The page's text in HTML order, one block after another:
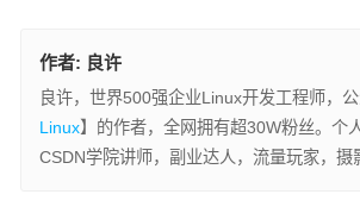
作者: 良许
良许，世界500强企业Linux开发工程师，
Linux】的作者，全网拥有超30W粉丝。个
CSDN学院讲师，副业达人，流量玩家，摄